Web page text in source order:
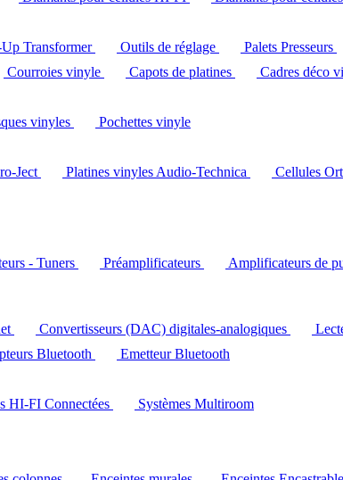
Up Transformer Outils de réglage Palets Presseurs
Courroies vinyle Capots de platines
Cadres déco
vinyles
Pochettes vinyle
Ject Platines vinyles Audio-Technica Cellules
- Tuners Préamplificateurs Amplificateurs de
Convertisseurs (DAC) digitales-analogiques
Bluetooth
Emetteur Bluetooth
HI-FI Connectées
Systèmes Multiroom